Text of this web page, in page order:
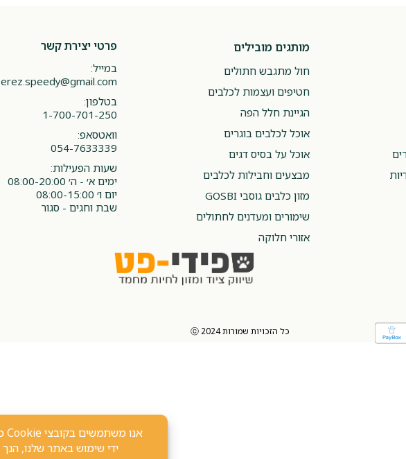
מותגים מובילים
חול מתגבש חתולים
חטיפים ועצמות לכלבים
הגיינת חלל הפה
אוכל לכלבים בוגרים
אוכל על בסיס דגים
מבצעים וחבילות לכלבים
מזון כלבים גוסבי GOSBI
שימורים ומעדנים לחתולים
אזורי חלוקה
פרטי יצירת קשר
במייל:
erez.speedy@gmail.com
בטלפון:
1-700-701-250
וואטסאפ:
054-7633339
שעות הפעילות:
ימים א׳ - ה׳ 08:00-20:00
יום ו׳ 08:00-15:00
שבת וחגים - סגור
כל הזכויות שמורות 2024 ⓒ